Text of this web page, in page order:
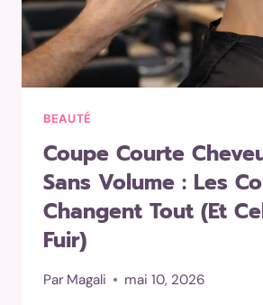
SON
PROFIL
BEAUTÉ
Coupe Courte
Sans Volume : Les
Changent Tout (et
Fuir)
Par Magali mai 10, 2026